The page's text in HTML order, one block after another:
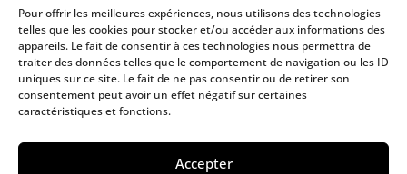
Pour offrir les meilleures expériences, nous utilisons des technologies
telles que les cookies pour stocker et/ou accéder aux informations des
appareils. Le fait de consentir à ces technologies nous permettra de
traiter des données telles que le comportement de navigation ou les ID
uniques sur ce site. Le fait de ne pas consentir ou de retirer son
consentement peut avoir un effet négatif sur certaines
caractéristiques et fonctions.
Accepter
Services informatique
Services du document
Autres services
Tarifs
Copyright 2025 AtoutPoint Services